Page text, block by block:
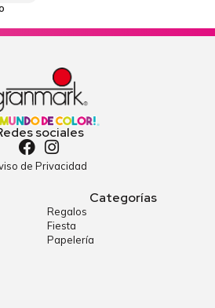
sociales
de Privacidad
Categorías
Regalos
Fiesta
Papelería